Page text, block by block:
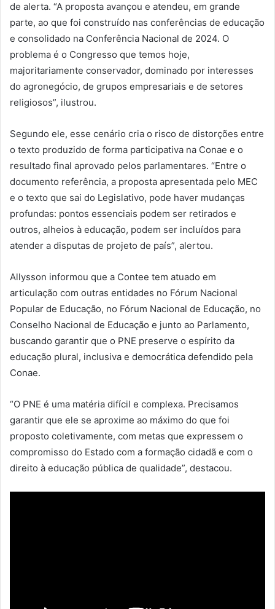
de alerta. “A proposta avançou e atendeu, em grande
parte, ao que foi construído nas conferências de educação
e consolidado na Conferência Nacional de 2024. O
problema é o Congresso que temos hoje,
majoritariamente conservador, dominado por interesses
do agronegócio, de grupos empresariais e de setores
religiosos”, ilustrou.
Segundo ele, esse cenário cria o risco de distorções entre
o texto produzido de forma participativa na Conae e o
resultado final aprovado pelos parlamentares. “Entre o
documento referência, a proposta apresentada pelo MEC
e o texto que sai do Legislativo, pode haver mudanças
profundas: pontos essenciais podem ser retirados e
outros, alheios à educação, podem ser incluídos para
atender a disputas de projeto de país”, alertou.
Allysson informou que a Contee tem atuado em
articulação com outras entidades no Fórum Nacional
Popular de Educação, no Fórum Nacional de Educação, no
Conselho Nacional de Educação e junto ao Parlamento,
buscando garantir que o PNE preserve o espírito da
educação plural, inclusiva e democrática defendido pela
Conae.
“O PNE é uma matéria difícil e complexa. Precisamos
garantir que ele se aproxime ao máximo do que foi
proposto coletivamente, com metas que expressem o
compromisso do Estado com a formação cidadã e com o
direito à educação pública de qualidade”, destacou.